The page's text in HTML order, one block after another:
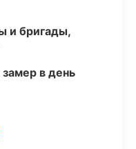
и бригады,
в день